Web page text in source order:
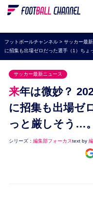
WEリーグ
海外サッカー
プレミアリーグ
ラ・リーガ
セリエA
ブンデスリーガ
UEFA
ナショナルチーム
フットボールチャンネル> サッカー最
に招集も出場ゼロだった選手（1）ち
サッカー最新ニュース
来年は微妙？ 2024年、サッカー日本代表
に招集も出場ゼ
っと厳しそう…
シリーズ： 編集部フォーカスtext by